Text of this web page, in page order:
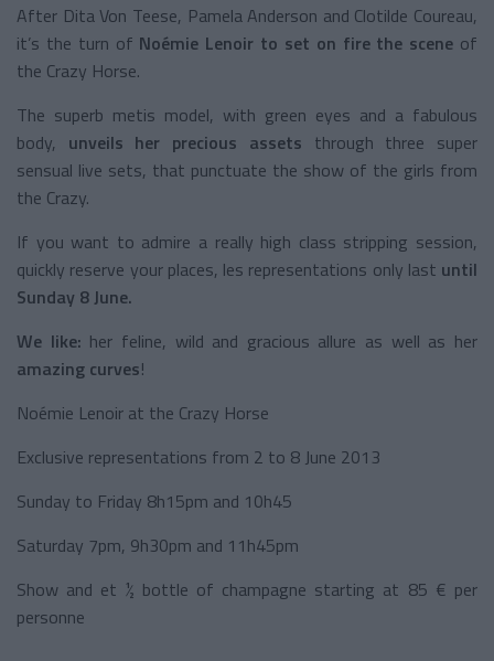
After Dita Von Teese, Pamela Anderson and Clotilde Coureau,
it’s the turn of Noémie Lenoir to set on fire the scene of
the Crazy Horse.
The superb metis model, with green eyes and a fabulous
body, unveils her precious assets through three super
sensual live sets, that punctuate the show of the girls from
the Crazy.
If you want to admire a really high class stripping session,
quickly reserve your places, les representations only last until
Sunday 8 June.
We like: her feline, wild and gracious allure as well as her
amazing curves!
Noémie Lenoir at the Crazy Horse
Exclusive representations from 2 to 8 June 2013
Sunday to Friday 8h15pm and 10h45
Saturday 7pm, 9h30pm and 11h45pm
Show and et ½ bottle of champagne starting at 85 € per
personne